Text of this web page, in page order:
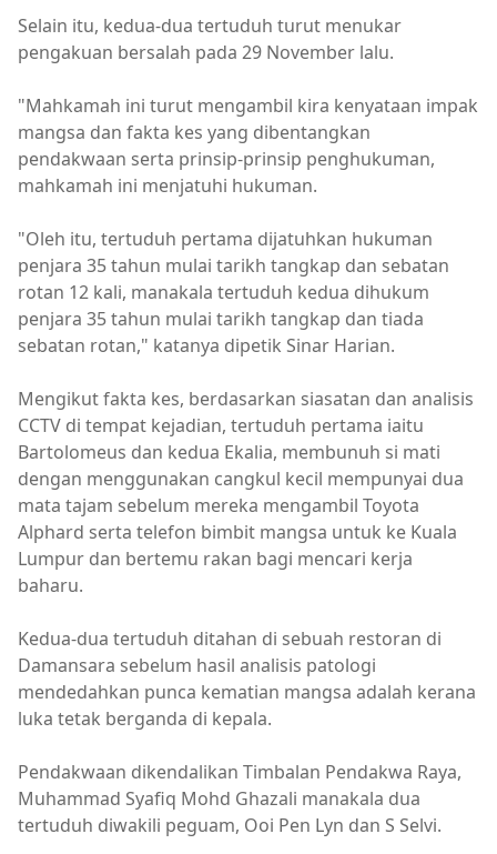
Selain itu, kedua-dua tertuduh turut menukar
pengakuan bersalah pada 29 November lalu.
"Mahkamah ini turut mengambil kira kenyataan impak
mangsa dan fakta kes yang dibentangkan
pendakwaan serta prinsip-prinsip penghukuman,
mahkamah ini menjatuhi hukuman.
"Oleh itu, tertuduh pertama dijatuhkan hukuman
penjara 35 tahun mulai tarikh tangkap dan sebatan
rotan 12 kali, manakala tertuduh kedua dihukum
penjara 35 tahun mulai tarikh tangkap dan tiada
sebatan rotan," katanya dipetik Sinar Harian.
Mengikut fakta kes, berdasarkan siasatan dan analisis
CCTV di tempat kejadian, tertuduh pertama iaitu
Bartolomeus dan kedua Ekalia, membunuh si mati
dengan menggunakan cangkul kecil mempunyai dua
mata tajam sebelum mereka mengambil Toyota
Alphard serta telefon bimbit mangsa untuk ke Kuala
Lumpur dan bertemu rakan bagi mencari kerja
baharu.
Kedua-dua tertuduh ditahan di sebuah restoran di
Damansara sebelum hasil analisis patologi
mendedahkan punca kematian mangsa adalah kerana
luka tetak berganda di kepala.
Pendakwaan dikendalikan Timbalan Pendakwa Raya,
Muhammad Syafiq Mohd Ghazali manakala dua
tertuduh diwakili peguam, Ooi Pen Lyn dan S Selvi.